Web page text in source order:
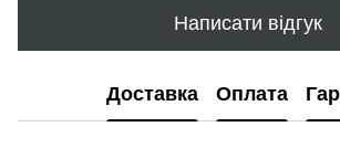
Написати відгук
Доставка Оплата